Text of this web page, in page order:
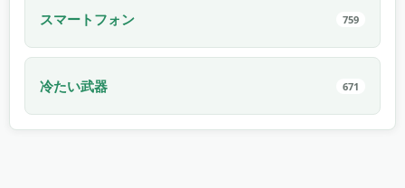
スマートフォン 759
冷たい武器 671